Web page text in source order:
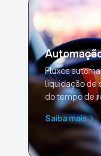
Fluxos
liquidação de
do tempo de
Saiba mais